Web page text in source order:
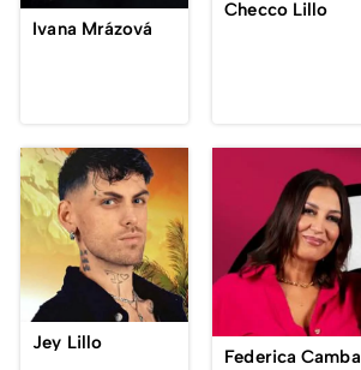
Ivana Mrázová
Checco Lillo
Jey Lillo
Federica Camba